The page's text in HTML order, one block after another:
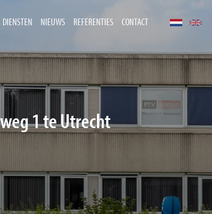
DIENSTEN NIEUWS REFERENTIES CONTACT
1 te Utrecht